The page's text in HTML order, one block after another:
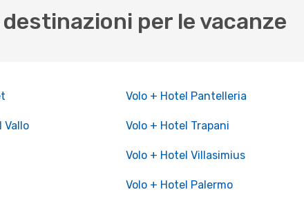
per le vacanze
Volo + Hotel Pantelleria
Vallo Volo + Hotel Trapani
Volo + Hotel Villasimius
Volo + Hotel Palermo